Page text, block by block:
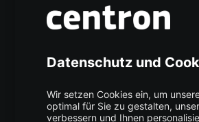
Mehr centron
High Availability
Trust Center
Data Recovery